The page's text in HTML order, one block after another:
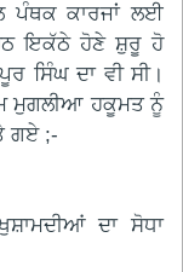
ਪੰਥਕ ਕਾਰਜਾਂ ਲਈ
ਇਕੱਠੇ ਹੋਣੇ ਸ਼ੁਰੂ ਹੋ
ਸਿੰਘ ਦਾ ਵੀ ਸੀ।
ਮੁਗਲੀਆ ਹਕੂਮਤ ਨੂੰ
ਗਏ ;-
ਦਾ ਸੋਧਾ